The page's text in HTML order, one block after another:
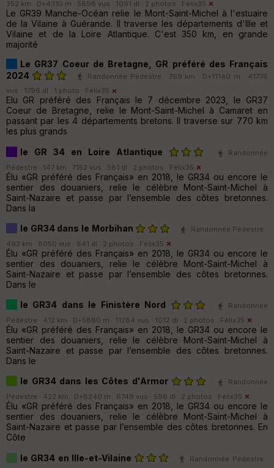
352 km · D+4310 m · 5898 vus · 1091 dl · 2 photos · Félix35
Le GR39 Manche-Océan relie le Mont-Saint-Michel à l'estuaire
de la Vilaine à Guérande. Il traverse les départements d'Ille et
Vilaine et de la Loire Atlantique. C'est 350 km, en grande
majorité
Le GR37 Coeur de Bretagne, GR préféré des Français
2024
Randonnée Pédestre · 769 km · D+11140 m · 41776
vus · 1796 dl · 1 photo · Félix35
Elu GR préféré des Français le 7 décembre 2023, le GR37
Coeur de Bretagne, relie le Mont-Saint-Michel à Camaret en
passant par les 4 départements bretons. Il traverse sur 770 km
les plus grands
le GR 34 en Loire Atlantique
Randonnée
Pédestre · 147 km · 7152 vus · 581 dl · 2 photos · Félix35
Élu «GR préféré des Français» en 2018, le GR34 ou encore le
sentier des douaniers, relie le célèbre Mont-Saint-Michel à
Saint-Nazaire et passe par l’ensemble des côtes bretonnes.
Dans la
le GR34 dans le Morbihan
Randonnée Pédestre ·
493 km · 8050 vus · 641 dl · 2 photos · Félix35
Élu «GR préféré des Français» en 2018, le GR34 ou encore le
sentier des douaniers, relie le célèbre Mont-Saint-Michel à
Saint-Nazaire et passe par l’ensemble des côtes bretonnes.
Dans le
le GR34 dans le Finistère Nord
Randonnée
Pédestre · 412 km · D+5880 m · 11284 vus · 1012 dl · 2 photos · Félix35
Élu «GR préféré des Français» en 2018, le GR34 ou encore le
sentier des douaniers, relie le célèbre Mont-Saint-Michel à
Saint-Nazaire et passe par l’ensemble des côtes bretonnes.
Dans le
le GR34 dans les Côtes d'Armor
Randonnée
Pédestre · 422 km · D+8240 m · 6749 vus · 596 dl · 2 photos · Félix35
Élu «GR préféré des Français» en 2018, le GR34 ou encore le
sentier des douaniers, relie le célèbre Mont-Saint-Michel à
Saint-Nazaire et passe par l’ensemble des côtes bretonnes. En
Côte
le GR34 en Ille-et-Vilaine
Randonnée Pédestre ·